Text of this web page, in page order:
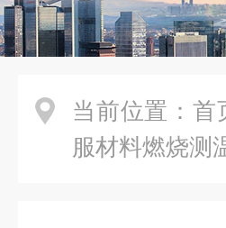
当前位置： 首
服材料燃烧测